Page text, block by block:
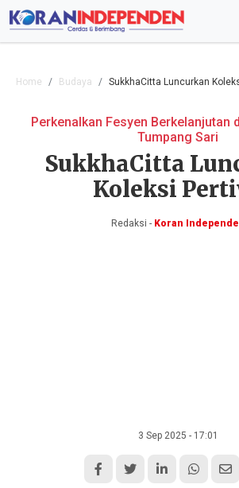
Home Budaya SukkhaCitta Luncurkan
Perkenalkan Fesyen Berkelanjutan
Tumpang Sari
SukkhaCitta
Koleksi
Redaksi -Koran
3 Sep 2025 - 17:01